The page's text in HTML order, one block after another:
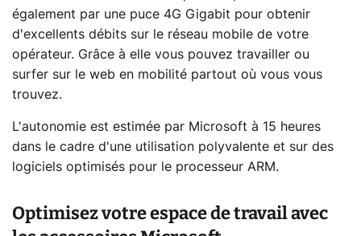
également par une puce 4G Gigabit pour obtenir
d'excellents débits sur le réseau mobile de votre
opérateur. Grâce à elle vous pouvez travailler ou
surfer sur le web en mobilité partout où vous vous
trouvez.
L'autonomie est estimée par Microsoft à 15 heures
dans le cadre d'une utilisation polyvalente et sur des
logiciels optimisés pour le processeur ARM.
Optimisez votre espace de travail avec